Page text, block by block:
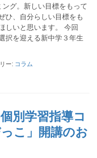
グ。新しい目標をもって
ひ、自分らしい目標をも
しいと思います。 今回
択を迎える新中学３年生
ー: コラム
別学習指導コ
こ」開講のお